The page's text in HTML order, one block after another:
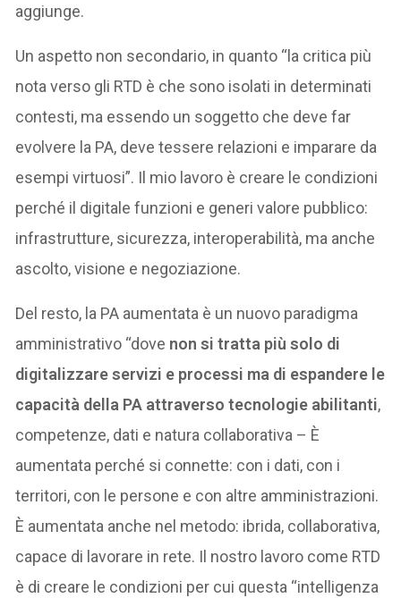
aggiunge.
Un aspetto non secondario, in quanto “la critica più
nota verso gli RTD è che sono isolati in determinati
contesti, ma essendo un soggetto che deve far
evolvere la PA, deve tessere relazioni e imparare da
esempi virtuosi”. Il mio lavoro è creare le condizioni
perché il digitale funzioni e generi valore pubblico:
infrastrutture, sicurezza, interoperabilità, ma anche
ascolto, visione e negoziazione.
Del resto, la PA aumentata è un nuovo paradigma
amministrativo “dove non si tratta più solo di
digitalizzare servizi e processi ma di espandere le
capacità della PA attraverso tecnologie abilitanti,
competenze, dati e natura collaborativa – È
aumentata perché si connette: con i dati, con i
territori, con le persone e con altre amministrazioni.
È aumentata anche nel metodo: ibrida, collaborativa,
capace di lavorare in rete. Il nostro lavoro come RTD
è di creare le condizioni per cui questa “intelligenza